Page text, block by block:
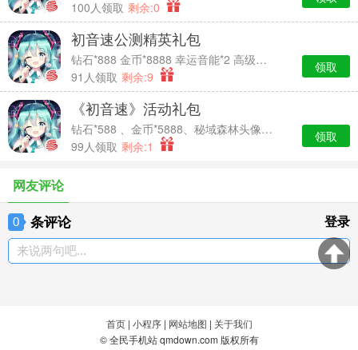
100人领取 剩余:0
初音速公测精英礼包
钻石*888 金币*8888 幸运音能*2 高级经验卡*2
91人领取 剩余:9
领取
《初音速》活动礼包
钻石*588 、金币*5888、秘域森林头像框*7天时效、中级经验卡*2
99人领取 剩余:1
领取
网友评论
0 条评论 登录
来说两句吧...
首页| 小程序| 网站地图 | 关于我们
© 全民手机站 qmdown.com 版权所有